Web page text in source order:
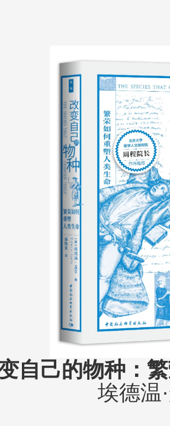
自己的物种：
埃德温